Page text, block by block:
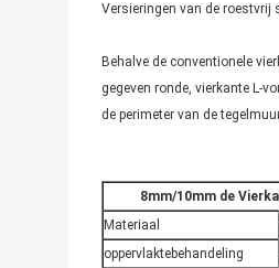
Versieringen van de roestvrij
Behalve de conventionele
gegeven ronde, vierkante L-
de perimeter van de
8mm/10mm de
Materiaal
oppervlaktebehandeling